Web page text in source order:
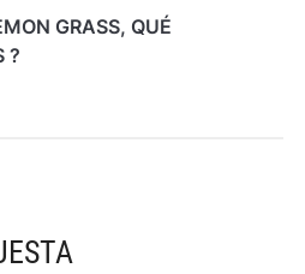
GRASS, QUÉ
?